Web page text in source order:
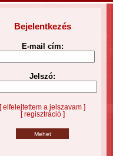
Bejelentkezés
E-mail cím:
Jelszó:
[ elfelejtettem a jelszavam ]
[ regisztráció ]